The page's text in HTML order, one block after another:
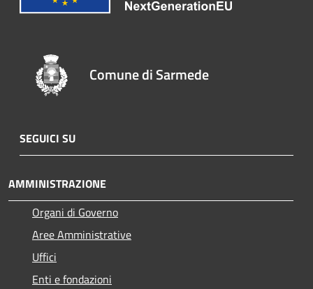
Comune di Sarmede
SEGUICI SU
AMMINISTRAZIONE
Organi di Governo
Aree Amministrative
Uffici
Enti e fondazioni